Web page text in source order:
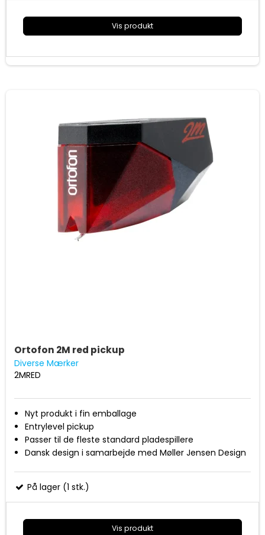
lydindgang til smartphones
Bluetooth og Spotify Connect / Amazon Music /
EQ med 9 forudindstillinger
til smartphones
Medfølgende brugervejledning kun på engelsk, fransk,
tysk og hollandsk - dansk kan hentes på vores
hjemmeside unde download
Vis produkt
Ortofon 2M red pickup
Diverse Mærker
2MRED
Nyt produkt i fin emballage
Entrylevel pickup
Passer til de fleste standard pladespillere
Dansk design i samarbejde med Møller Jensen Design
På lager (1 stk.)
Vis produkt